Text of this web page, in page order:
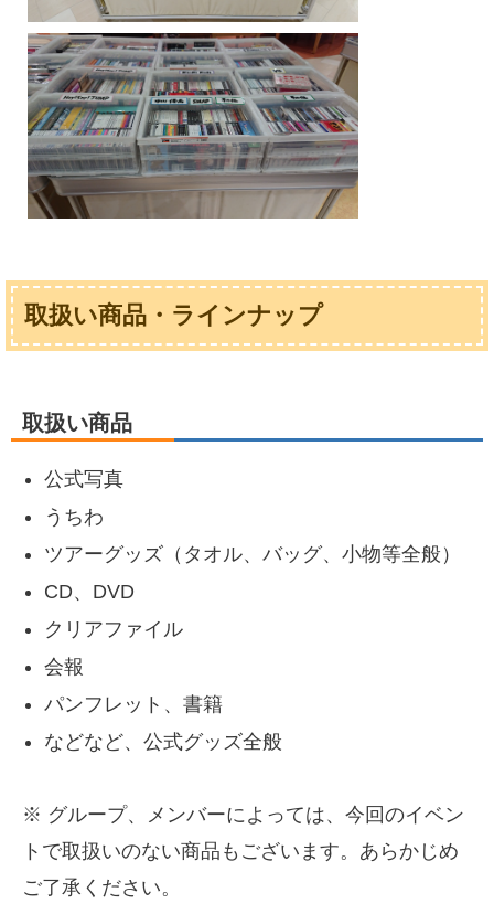
取扱い商品・ラインナップ
取扱い商品
公式写真
うちわ
ツアーグッズ（タオル、バッグ、小物等全般）
CD、DVD
クリアファイル
会報
パンフレット、書籍
などなど、公式グッズ全般
※ グループ、メンバーによっては、今回のイベン
トで取扱いのない商品もございます。あらかじめ
ご了承ください。